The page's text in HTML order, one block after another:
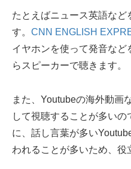
たとえばニュース英語など
す。 CNN ENGLISH
イヤホンを使って発音など
らスピーカーで聴きます。
また、Youtubeの海外動画
して視聴することが多い
に、話し言葉が多い
われることが多いため、役